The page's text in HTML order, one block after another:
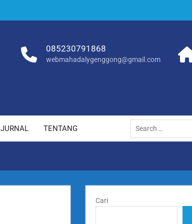
085230791868
webmahadalygenggong@gmail.com
JURNAL TENTANG
Search
for:
Cari